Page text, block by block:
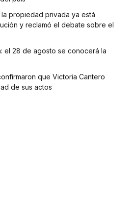
propiedad privada ya está
y reclamó el debate sobre el
el 28 de agosto se conocerá la
que Victoria Cantero
de sus actos